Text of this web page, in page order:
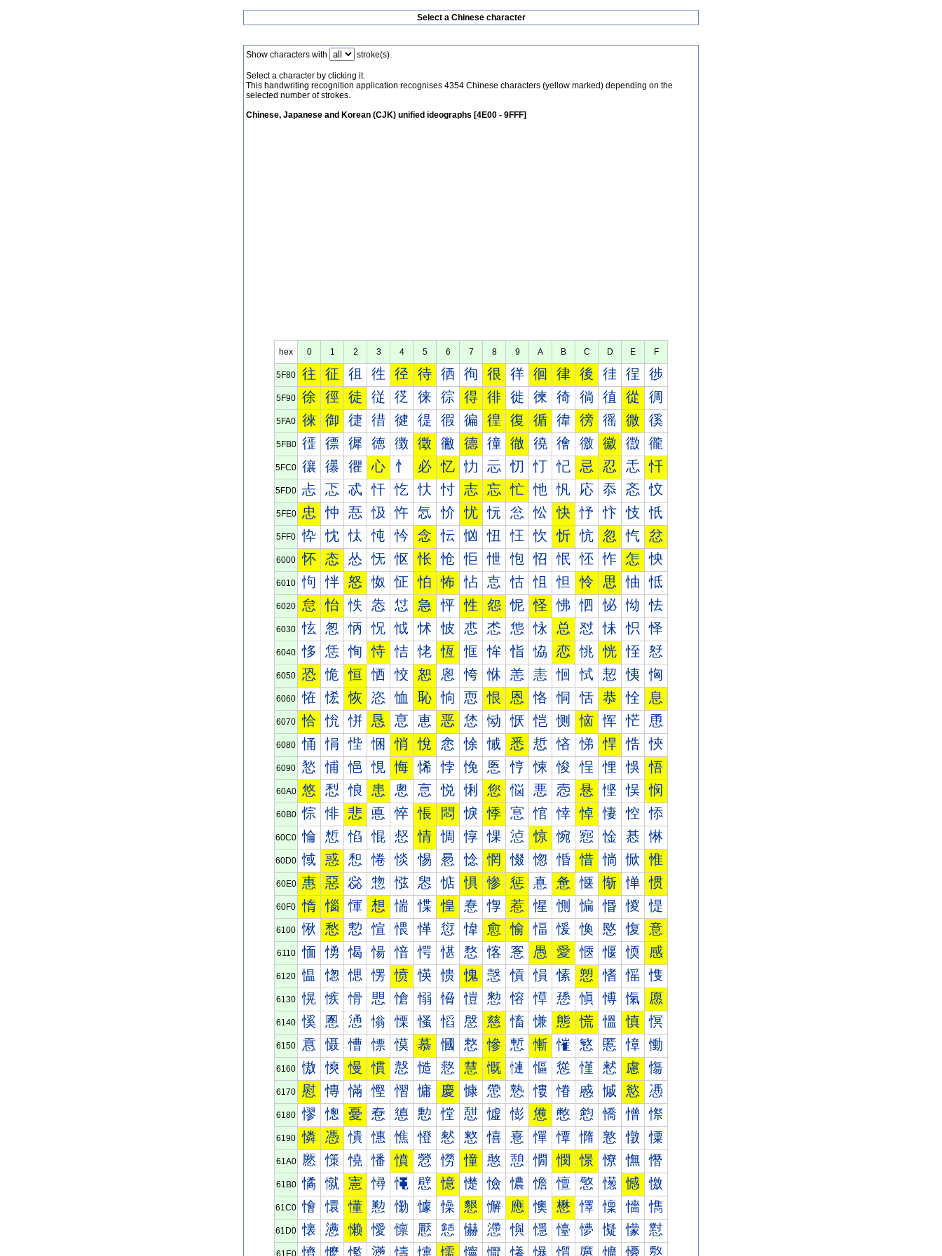
Select a Chinese character
Show characters with stroke(s).
Select a character by clicking it.
This handwriting recognition application recognises 4354 Chinese characters (yellow marked) depending on the
selected number of strokes.
Chinese, Japanese and Korean (CJK) unified ideographs [4E00 - 9FFF]
hex 0 1 2 3 4 5 6 7 8 9 A B C D E F
5F80 往 征 徂 徃 径 待 徆 徇 很 徉 徊 律 後 徍 徎 徏
5F90 徐 徑 徒 従 徔 徕 徖 得 徘 徙 徚 徛 徜 徝 從 徟
5FA0 徠 御 徢 徣 徤 徥 徦 徧 徨 復 循 徫 徬 徭 微 徯
5FB0 徰 徱 徲 徳 徴 徵 徶 德 徸 徹 徺 徻 徼 徽 徾 徿
5FC0 忀 忁 忂 心 忄 必 忆 忇 忈 忉 忊 忋 忌 忍 忎 忏
5FD0 忐 忑 忒 忓 忔 忕 忖 志 忘 忙 忚 忛 応 忝 忞 忟
5FE0 忠 忡 忢 忣 忤 忥 忦 忧 忨 忩 忪 快 忬 忭 忮 忯
5FF0 忰 忱 忲 忳 忴 念 忶 忷 忸 忹 忺 忻 忼 忽 忾 忿
6000 怀 态 怂 怃 怄 怅 怆 怇 怈 怉 怊 怋 怌 怍 怎 怏
6010 怐 怑 怒 怓 怔 怕 怖 怗 怘 怙 怚 怛 怜 思 怞 怟
6020 怠 怡 怢 怣 怤 急 怦 性 怨 怩 怪 怫 怬 怭 怮 怯
6030 怰 怱 怲 怳 怴 怵 怶 怷 怸 怹 怺 总 怼 怽 怾 怿
6040 恀 恁 恂 恃 恄 恅 恆 恇 恈 恉 恊 恋 恌 恍 恎 恏
6050 恐 恑 恒 恓 恔 恕 恖 恗 恘 恙 恚 恛 恜 恝 恞 恟
6060 恠 恡 恢 恣 恤 恥 恦 恧 恨 恩 恪 恫 恬 恭 恮 息
6070 恰 恱 恲 恳 恴 恵 恶 恷 恸 恹 恺 恻 恼 恽 恾 恿
6080 悀 悁 悂 悃 悄 悅 悆 悇 悈 悉 悊 悋 悌 悍 悎 悏
6090 悐 悑 悒 悓 悔 悕 悖 悗 悘 悙 悚 悛 悜 悝 悞 悟
60A0 悠 悡 悢 患 悤 悥 悦 悧 您 悩 悪 悫 悬 悭 悮 悯
60B0 悰 悱 悲 悳 悴 悵 悶 悷 悸 悹 悺 悻 悼 悽 悾 悿
60C0 惀 惁 惂 惃 惄 情 惆 惇 惈 惉 惊 惋 惌 惍 惎 惏
60D0 惐 惑 惒 惓 惔 惕 惖 惗 惘 惙 惚 惛 惜 惝 惞 惟
60E0 惠 惡 惢 惣 惤 惥 惦 惧 惨 惩 惪 惫 惬 惭 惮 惯
60F0 惰 惱 惲 想 惴 惵 惶 惷 惸 惹 惺 惻 惼 惽 惾 惿
6100 愀 愁 愂 愃 愄 愅 愆 愇 愈 愉 愊 愋 愌 愍 愎 意
6110 愐 愑 愒 愓 愔 愕 愖 愗 愘 愙 愚 愛 愜 愝 愞 感
6120 愠 愡 愢 愣 愤 愥 愦 愧 愨 愩 愪 愫 愬 愭 愮 愯
6130 愰 愱 愲 愳 愴 愵 愶 愷 愸 愹 愺 愻 愼 愽 愾 愿
6140 慀 慁 慂 慃 慄 慅 慆 慇 慈 慉 慊 態 慌 慍 慎 慏
6150 慐 慑 慒 慓 慔 慕 慖 慗 慘 慙 慚 慛 慜 慝 慞 慟
6160 慠 慡 慢 慣 慤 慥 慦 慧 慨 慩 慪 慫 慬 慭 慮 慯
6170 慰 慱 慲 慳 慴 慵 慶 慷 慸 慹 慺 慻 慼 慽 慾 慿
6180 憀 憁 憂 憃 憄 憅 憆 憇 憈 憉 憊 憋 憌 憍 憎 憏
6190 憐 憑 憒 憓 憔 憕 憖 憗 憘 憙 憚 憛 憜 憝 憞 憟
61A0 憠 憡 憢 憣 憤 憥 憦 憧 憨 憩 憪 憫 憬 憭 憮 憯
61B0 憰 憱 憲 憳 憴 憵 憶 憷 憸 憹 憺 憻 憼 憽 憾 憿
61C0 懀 懁 懂 懃 懄 懅 懆 懇 懈 應 懊 懋 懌 懍 懎 懏
61D0 懐 懑 懒 懓 懔 懕 懖 懗 懘 懙 懚 懛 懜 懝 懞 懟
61E0 懠 懡 懢 懣 懤 懥 懦 懧 懨 懩 懪 懫 懬 懭 懮 懯